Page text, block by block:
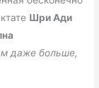
Шри Ади
даже больше,